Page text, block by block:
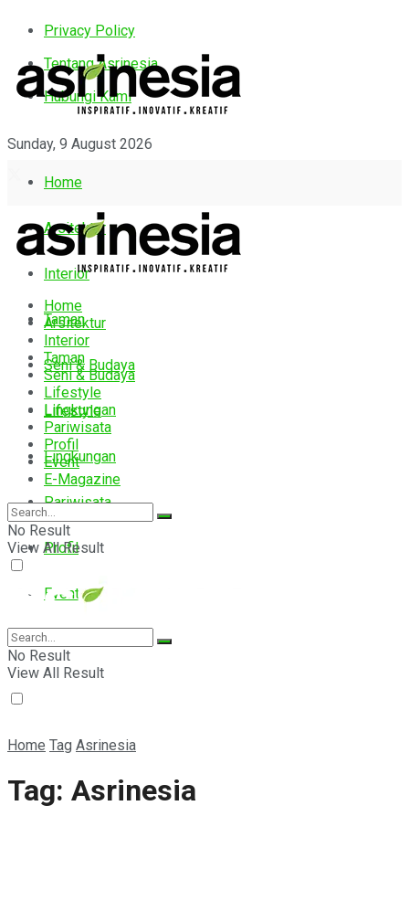
Privacy Policy
Tentang Asrinesia
Hubungi Kami
Sunday, 9 August 2026
Home
Arsitektur
Interior
Taman
Seni & Budaya
Lifestyle
Lingkungan
Pariwisata
Profil
Event
E-Magazine
Home
Arsitektur
Interior
Taman
Seni & Budaya
Lifestyle
Lingkungan
Pariwisata
Profil
Event
E-Magazine
No Result
View All Result
No Result
View All Result
Home Tag Asrinesia
Tag: Asrinesia